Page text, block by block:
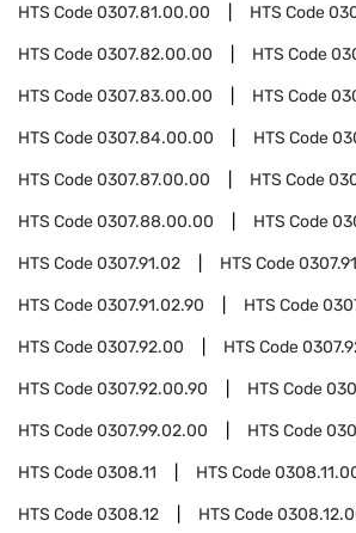
HTS Code0307.81.00.00 HTS Code
HTS Code0307.82.00.00 HTS Code
HTS Code0307.83.00.00 HTS Code
HTS Code0307.84.00.00 HTS Code
HTS Code0307.87.00.00 HTS Code
HTS Code0307.88.00.00 HTS Code
HTS Code0307.91.02 HTS Code
HTS Code0307.91.02.90 HTS Code
HTS Code0307.92.00 HTS Code
HTS Code0307.92.00.90 HTS Code
HTS Code0307.99.02.00 HTS Code
HTS Code0308.11 HTS Code
HTS Code0308.12 HTS Code